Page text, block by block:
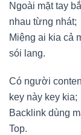
Ngoài mặt tay
nhau từng nhát;
Miệng ai kia cả
sói lang.
Có người
key này key kia;
Backlink dùng
Top.